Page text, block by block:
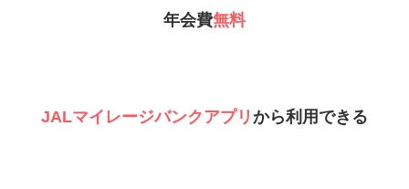
年会費無料
JALマイレージバンクアプリ から利用できる